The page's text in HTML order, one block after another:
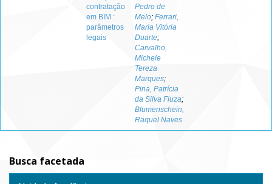
contratação
em BIM :
parâmetros
legais
Pedro de
Melo; Ferrari,
Maria Vitória
Duarte;
Carvalho,
Michele
Tereza
Marques;
Pina, Patrícia
da Silva Fiuza;
Blumenschein,
Raquel Naves
Busca facetada